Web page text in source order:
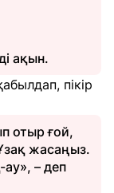
ақын.
пікір
отыр ғой,
жасаңыз.
– деп